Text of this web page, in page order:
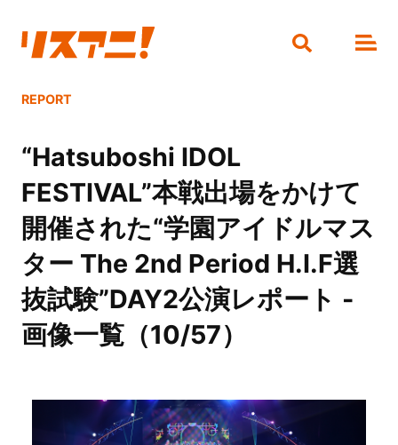
REPORT
“Hatsuboshi IDOL
FESTIVAL”本戦出場をかけて
開催された“学園アイドルマス
ター The 2nd Period H.I.F選
抜試験”DAY2公演レポート -
画像一覧（10/57）